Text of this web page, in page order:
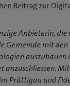
Beitrag zur
Anbieterin, die
Gemeinde mit den
auszubauen
anzuschliessen.
Prättigau und